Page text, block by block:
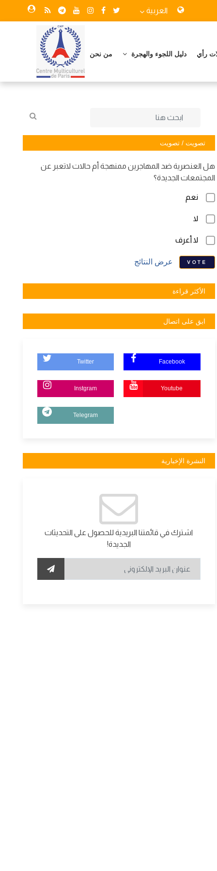
العربية
رأي دليل اللجوء والهجرة من نحن
تصويت / تصويت
هل العنصرية ضد المهاجرين ممنهجة أم حالات لاتعبر عن
المجتمعات الجديدة؟
نعم
لا
لا أعرف
VOTE عرض النتائج
الأكثر قراءة
ابق على اتصال
Twitter Facebook
Instgram Youtube
Telegram
النشرة الإخبارية
اشترك في قائمتنا البريدية للحصول على التحديثات
الجديدة!